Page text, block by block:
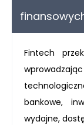
Fintech
bankowe,
wydajne,